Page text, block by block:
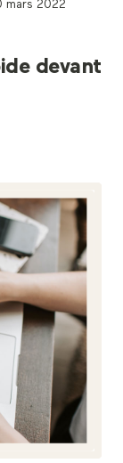
mars 2022
devant